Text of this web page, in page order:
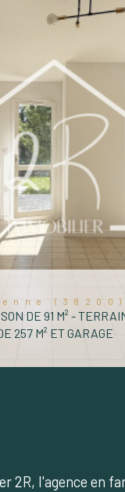
(38200)
DE 91 M² -
257 M² ET GARAGE
2R, l'agence en